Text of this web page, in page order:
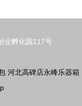
业孵化园117号
河北高碑店永峰乐器箱